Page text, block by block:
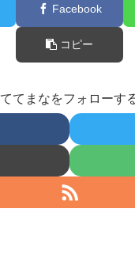
Facebook
コピー
ててまなをフォローす